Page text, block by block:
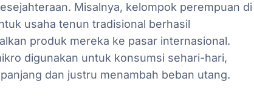
Misalnya, kelompok perempuan di
usaha tenun tradisional berhasil
produk mereka ke pasar internasional.
digunakan untuk konsumsi sehari-hari,
dan justru menambah beban utang.